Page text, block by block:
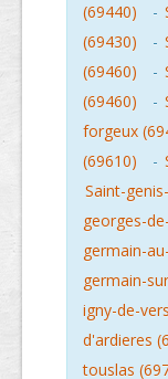
(69440)
-
(69430)
-
(69460)
-
(69460)
-
forgeux
(69610)
-
Saint-
georges-
germain-
germain-
igny-de-
d'ardieres
touslas